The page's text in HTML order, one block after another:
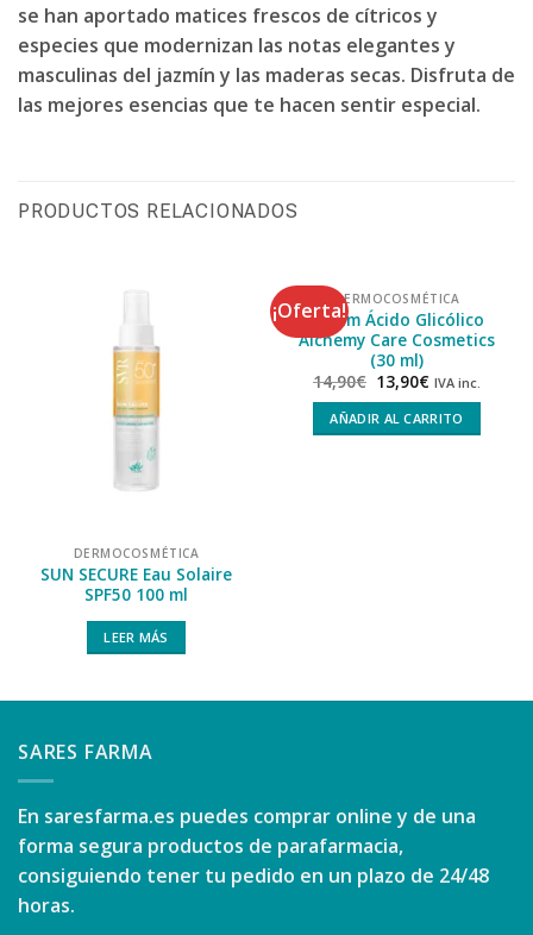
se han aportado matices frescos de cítricos y
especies que modernizan las notas elegantes y
masculinas del jazmín y las maderas secas. Disfruta de
las mejores esencias que te hacen sentir especial.
PRODUCTOS RELACIONADOS
DERMOCOSMÉTICA
SUN SECURE Eau Solaire
SPF50 100 ml
LEER MÁS
¡Oferta!DERMOCOSMÉTICA
Serum Ácido Glicólico
Alchemy Care Cosmetics
(30 ml)
14,90€ 13,90€ IVA inc.
AÑADIR AL CARRITO
SARES FARMA
En saresfarma.es puedes comprar online y de una
forma segura productos de parafarmacia,
consiguiendo tener tu pedido en un plazo de 24/48
horas.